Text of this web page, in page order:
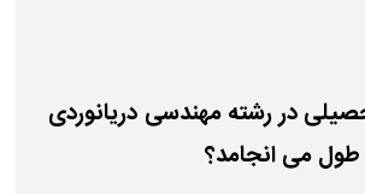
در رشته مهندسی دریانوردی​
می انجامد؟